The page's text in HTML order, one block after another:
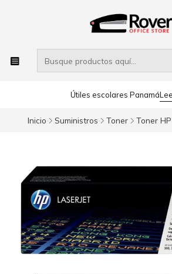
Útiles escolares Panamá
Inicio Suministros Toner Toner HP